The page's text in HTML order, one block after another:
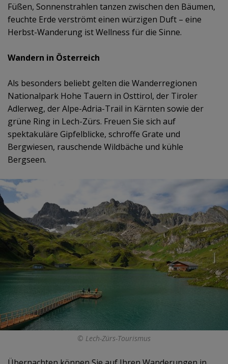
Füßen, Sonnenstrahlen tanzen zwischen den Bäumen,
feuchte Erde verströmt einen würzigen Duft – eine
Herbst-Wanderung ist Wellness für die Sinne.
Wandern in Österreich
Als besonders beliebt gelten die Wanderregionen
Nationalpark Hohe Tauern in Osttirol, der Tiroler
Adlerweg, der Alpe-Adria-Trail in Kärnten sowie der
grüne Ring in Lech-Zürs. Freuen Sie sich auf
spektakuläre Gipfelblicke, schroffe Grate und
Bergwiesen, rauschende Wildbäche und kühle
Bergseen.
© Lech-Zürs-Tourismus